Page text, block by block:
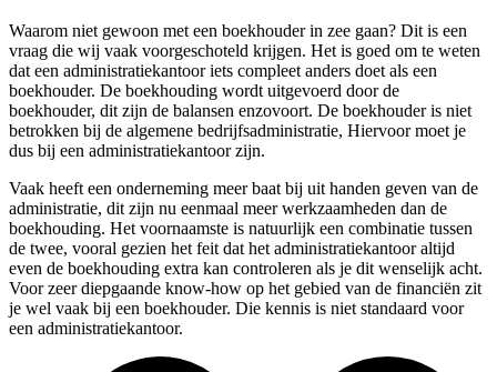
Waarom niet gewoon met een boekhouder in zee gaan? Dit is een
vraag die wij vaak voorgeschoteld krijgen. Het is goed om te weten
dat een administratiekantoor iets compleet anders doet als een
boekhouder. De boekhouding wordt uitgevoerd door de
boekhouder, dit zijn de balansen enzovoort. De boekhouder is niet
betrokken bij de algemene bedrijfsadministratie, Hiervoor moet je
dus bij een administratiekantoor zijn.
Vaak heeft een onderneming meer baat bij uit handen geven van de
administratie, dit zijn nu eenmaal meer werkzaamheden dan de
boekhouding. Het voornaamste is natuurlijk een combinatie tussen
de twee, vooral gezien het feit dat het administratiekantoor altijd
even de boekhouding extra kan controleren als je dit wenselijk acht.
Voor zeer diepgaande know-how op het gebied van de financiën zit
je wel vaak bij een boekhouder. Die kennis is niet standaard voor
een administratiekantoor.